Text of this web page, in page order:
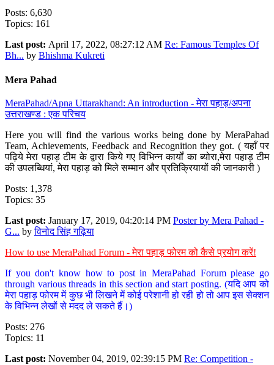
Posts: 6,630
Topics: 161
Last post: April 17, 2022, 08:27:12 AM Re: Famous Temples Of
Bh... by Bhishma Kukreti
Mera Pahad
MeraPahad/Apna Uttarakhand: An introduction - मेरा पहाड़/अपना
उत्तराखण्ड : एक परिचय
Here you will find the various works being done by MeraPahad
Team, Achievements, Feedback and Recognition they got. ( यहाँ पर
पढ़िये मेरा पहाड़ टीम के द्वारा किये गए विभिन्न कार्यों का ब्योरा,मेरा पहाड़ टीम
की उपलब्धियां, मेरा पहाड़ को मिले सम्मान और प्रतिक्रियायों की जानकारी )
Posts: 1,378
Topics: 35
Last post: January 17, 2019, 04:20:14 PM Poster by Mera Pahad -
G... byविनोद सिंह गढ़िया
How to use MeraPahad Forum - मेरा पहाड़ फोरम को कैसे प्रयोग करें!
If you don't know how to post in MeraPahad Forum please go
through various threads in this section and start posting. (यदि आप को
मेरा पहाड़ फोरम में कुछ भी लिखने में कोई परेशानी हो रही हो तो आप इस सेक्शन
के विभिन्न लेखों से मदद ले सकते हैं।)
Posts: 276
Topics: 11
Last post: November 04, 2019, 02:39:15 PM Re: Competition -